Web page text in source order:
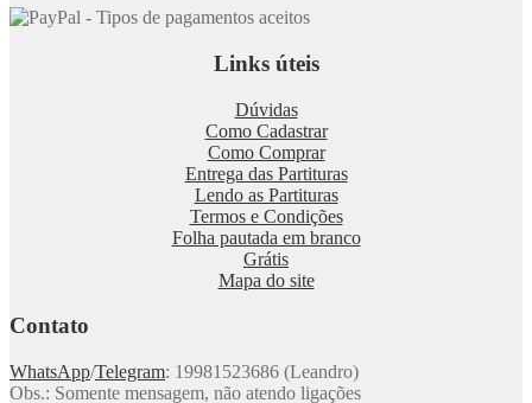
Links úteis
Dúvidas
Como Cadastrar
Como Comprar
Entrega das Partituras
Lendo as Partituras
Termos e Condições
Folha pautada em branco
Grátis
Mapa do site
Contato
WhatsApp/Telegram: 19981523686 (Leandro)
Obs.: Somente mensagem, não atendo ligações